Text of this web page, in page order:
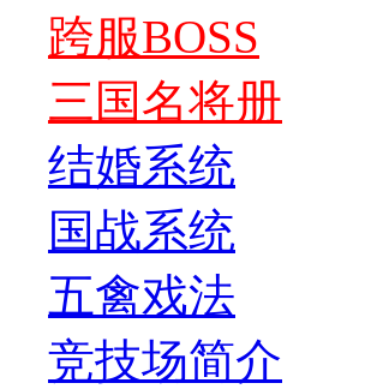
跨服BOSS
三国名将册
结婚系统
国战系统
五禽戏法
竞技场简介